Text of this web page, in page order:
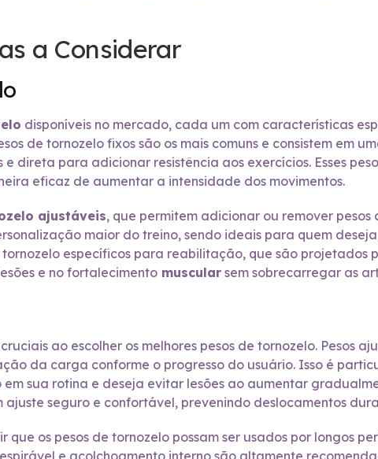
a Considerar
disponíveis no mercado, cada um com características
de tornozelo fixos são os mais comuns e consistem em
direta para adicionar resistência aos exercícios. Esses
eficaz de aumentar a intensidade dos movimentos.
ajustáveis, que permitem adicionar ou remover pesos
maior do treino, sendo ideais para quem
tornozelo específicos para reabilitação, que são projetados
e no fortalecimento muscular sem sobrecarregar as
ao escolher os melhores pesos de tornozelo. Pesos
da carga conforme o progresso do usuário. Isso é
sua rotina e deseja evitar lesões ao aumentar
seguro e confortável, prevenindo deslocamentos
os pesos de tornozelo possam ser usados por longos